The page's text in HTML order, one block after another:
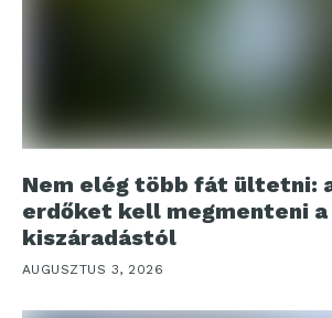
Nem elég több fát ültetni:
erdőket kell megmenteni a
kiszáradástól
AUGUSZTUS 3, 2026